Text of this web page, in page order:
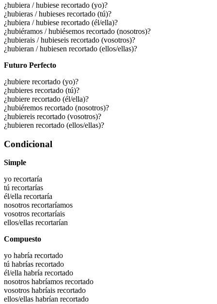
¿hubiera / hubiese recortado (yo)?
¿hubieras / hubieses recortado (tú)?
¿hubiera / hubiese recortado (él/ella)?
¿hubiéramos / hubiésemos recortado (nosotros)?
¿hubierais / hubieseis recortado (vosotros)?
¿hubieran / hubiesen recortado (ellos/ellas)?
Futuro Perfecto
¿hubiere recortado (yo)?
¿hubieres recortado (tú)?
¿hubiere recortado (él/ella)?
¿hubiéremos recortado (nosotros)?
¿hubiereis recortado (vosotros)?
¿hubieren recortado (ellos/ellas)?
Condicional
Simple
yo recortaría
tú recortarías
él/ella recortaría
nosotros recortaríamos
vosotros recortaríais
ellos/ellas recortarían
Compuesto
yo habría recortado
tú habrías recortado
él/ella habría recortado
nosotros habríamos recortado
vosotros habríais recortado
ellos/ellas habrían recortado